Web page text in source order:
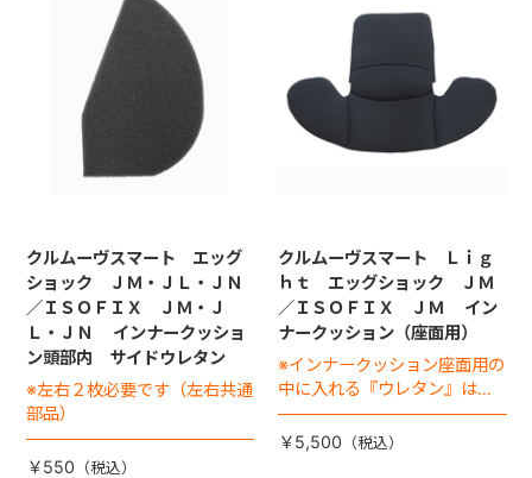
マルゴット ミニマグランデ
【共通部品】ＩＳＯＦＩＸキャップ・すーすーファン・
ロッキングクリップ・ギボシ
【共通部品】ベースカバー・サポートレッグ
クルムーヴスマート エッグ
ショック ＪＭ・ＪＬ・ＪＮ
／ＩＳＯＦＩＸ ＪＭ・Ｊ
Ｌ・ＪＮ インナークッショ
ン頭部内 サイドウレタン
※左右２枚必要です（左右共通
部品）
￥550
クルムーヴスマート Ｌｉｇ
ｈｔ エッグショック ＪＭ
／ＩＳＯＦＩＸ ＪＭ イン
ナークッション（座面用）
※インナークッション座面用の
中に入れる『ウレタン』は別
売りです
￥5,500